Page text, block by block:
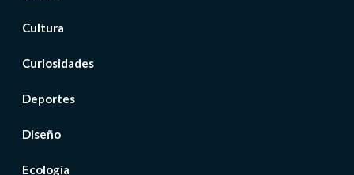
Cultura
Curiosidades
Deportes
Diseño
Ecología